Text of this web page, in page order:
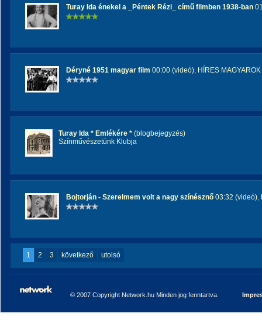
Turay Ida énekel a _Péntek Rézi_ című filmben 1938-ban
Déryné 1951 magyar film 00:00 (videó), HÍRES MAGYAROK
Turay Ida * Emlékére * (blogbejegyzés)
Színművészetünk Klubja
Bojtorján - Szerelmem volt a nagy színésznő 03:32 (videó),
1 2 3 következő utolsó
© 2007 Copyright Network.hu Minden jog fenntartva.